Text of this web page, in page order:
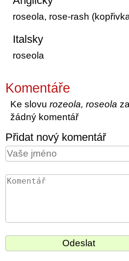
roseola, rose-rash
Italsky
roseola
Komentáře
Ke slovurozeola, roseola
žádný komentář
Přidat nový komentář